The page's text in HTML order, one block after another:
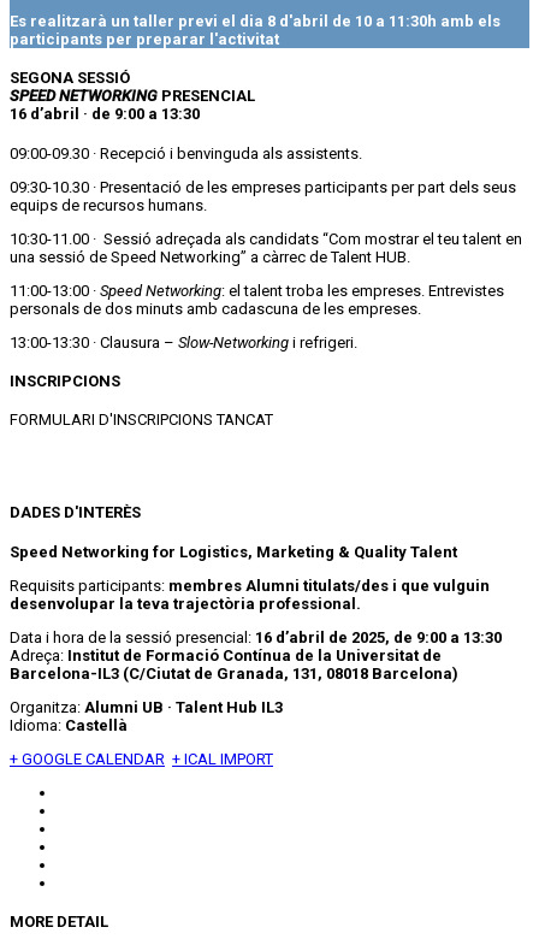
Es realitzarà un taller previ el dia 8 d'abril de 10 a 11:30h amb els
participants per preparar l'activitat
SEGONA SESSIÓ
SPEED NETWORKING PRESENCIAL
16 d’abril · de 9:00 a 13:30
09:00-09.30 · Recepció i benvinguda als assistents.
09:30-10.30 · Presentació de les empreses participants per part dels seus
equips de recursos humans.
10:30-11.00 · Sessió adreçada als candidats “Com mostrar el teu talent en
una sessió de Speed Networking” a càrrec de Talent HUB.
11:00-13:00 · Speed Networking: el talent troba les empreses. Entrevistes
personals de dos minuts amb cadascuna de les empreses.
13:00-13:30 · Clausura – Slow-Networking i refrigeri.
INSCRIPCIONS
FORMULARI D'INSCRIPCIONS TANCAT
DADES D'INTERÈS
Speed Networking for Logistics, Marketing & Quality Talent
Requisits participants: membres Alumni titulats/des i que vulguin
desenvolupar la teva trajectòria professional.
Data i hora de la sessió presencial: 16 d’abril de 2025, de 9:00 a 13:30
Adreça: Institut de Formació Contínua de la Universitat de
Barcelona-IL3 (C/Ciutat de Granada, 131, 08018 Barcelona)
Organitza: Alumni UB · Talent Hub IL3
Idioma: Castellà
+ GOOGLE CALENDAR + ICAL IMPORT
MORE DETAIL